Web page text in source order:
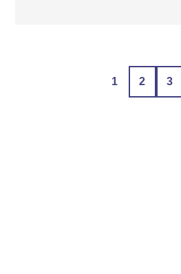
1 2 3